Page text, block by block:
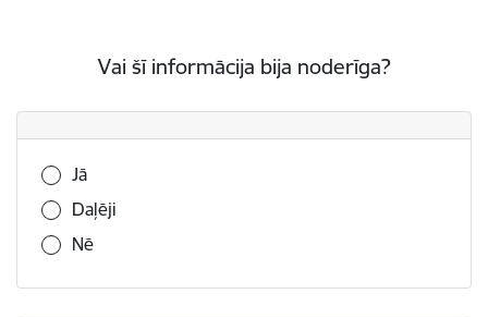
Vai šī informācija bija noderīga?
Vai šī informācija bija noderīga?
Jā
Daļēji
Nē